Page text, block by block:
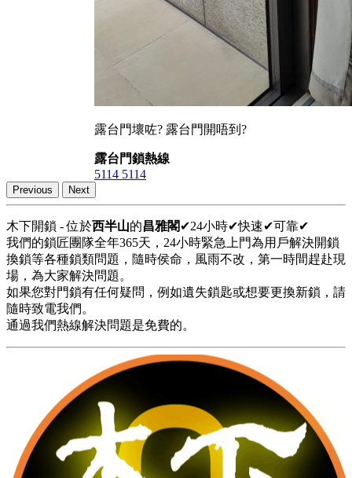
露台門壞咗? 露台門開唔到?
露台門鎖熱線
5114 5114
Previous Next
木下開鎖 - 位於西半山的昌雅閣 ✔24小時✔快速✔可靠✔
我們的鎖匠團隊全年365天，24小時緊急上門為用戶解決開鎖
換鎖等各種鎖類問題，隨時侯命，風雨不改，第一時間趕赴現
場，為大家解決問題。
如果您對門鎖有任何疑問，例如遺失鎖匙或想要更換新鎖，請
隨時致電我們。
通過我們熱線解決問題是免費的。